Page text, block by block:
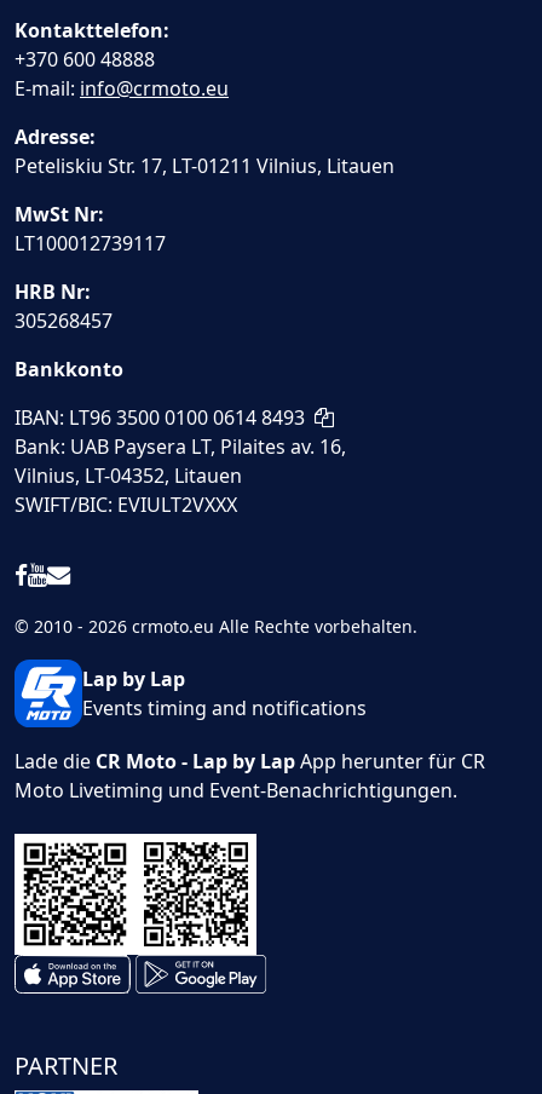
Kontakttelefon:
+370 600 48888
E-mail: info@crmoto.eu
Adresse:
Peteliskiu Str. 17, LT-01211 Vilnius, Litauen
MwSt Nr:
LT100012739117
HRB Nr:
305268457
Bankkonto
IBAN: LT96 3500 0100 0614 8493
Bank: UAB Paysera LT, Pilaites av. 16,
Vilnius, LT-04352, Litauen
SWIFT/BIC: EVIULT2VXXX
© 2010 - 2026 crmoto.eu Alle Rechte vorbehalten.
Lap by Lap
Events timing and notifications
Lade die CR Moto - Lap by LapApp herunter für CR
Moto Livetiming und Event-Benachrichtigungen.
PARTNER